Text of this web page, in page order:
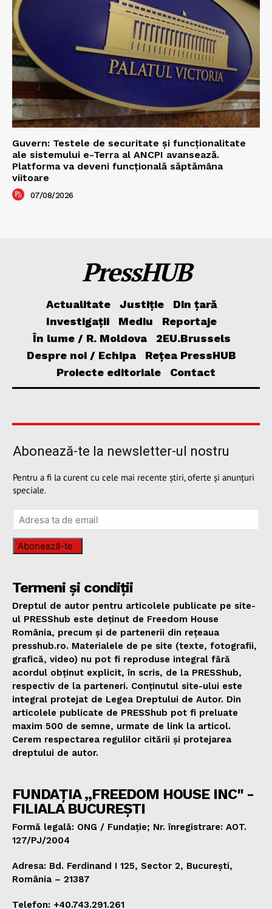
Guvern: Testele de securitate și funcționalitate
ale sistemului e-Terra al ANCPI avansează.
Platforma va deveni funcțională săptămâna
viitoare
07/08/2026
PressHUB
Actualitate Justiție
Din țară
Investigații
Mediu
Reportaje
În lume / R. Moldova
2EU.Brussels
Despre noi / Echipa
Rețea PressHUB
Proiecte editoriale
Contact
Abonează-te la newsletter-ul nostru
Pentru a fi la curent cu cele mai recente știri, oferte și anunțuri
speciale.
Abonează-te
Termeni și condiții
Dreptul de autor pentru articolele publicate pe site-
ul PRESShub este deținut de Freedom House
România, precum și de partenerii din rețeaua
presshub.ro. Materialele de pe site (texte, fotografii,
grafică, video) nu pot fi reproduse integral fără
acordul obținut explicit, în scris, de la PRESShub,
respectiv de la parteneri. Conținutul site-ului este
integral protejat de Legea Dreptului de Autor. Din
articolele publicate de PRESShub pot fi preluate
maxim 500 de semne, urmate de link la articol.
Cerem respectarea regulilor citării și protejarea
dreptului de autor.
FUNDAȚIA „FREEDOM HOUSE INC" -
FILIALA BUCUREȘTI
Formă legală: ONG / Fundație; Nr. înregistrare: AOT.
127/PJ/2004
Adresa: Bd. Ferdinand I 125, Sector 2, București,
România – 21387
Telefon: +40.743.291.261